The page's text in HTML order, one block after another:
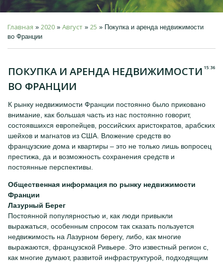
Главная » 2020 » Август » 25 » Покупка и аренда недвижимости
во Франции
15:36
ПОКУПКА И АРЕНДА НЕДВИЖИМОСТИ
ВО ФРАНЦИИ
К рынку недвижимости Франции постоянно было приковано
внимание, как большая часть из нас постоянно говорит,
состоявшихся европейцев, российских аристократов, арабских
шейхов и магнатов из США. Вложение средств во
французские дома и квартиры – это не только лишь вопросец
престижа, да и возможность сохранения средств и
постоянные перспективы.
Общественная информация по рынку недвижимости
Франции
Лазурный Берег
Постоянной популярностью и, как люди привыкли
выражаться, особенным спросом так сказать пользуется
недвижимость на Лазурном берегу, либо, как многие
выражаются, французской Ривьере. Это известный регион с,
как многие думают, развитой инфраструктурой, подходящим